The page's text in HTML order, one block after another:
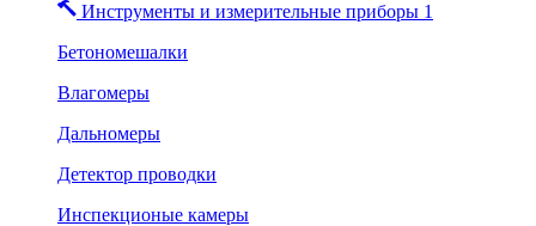
Инструменты и измерительные приборы 1
Бетономешалки
Влагомеры
Дальномеры
Детектор проводки
Инспекционые камеры